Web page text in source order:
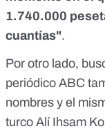
1.740.000
cuantías".
Por otro lado,
periódico ABC
nombres y el
turco Alí Ihsam